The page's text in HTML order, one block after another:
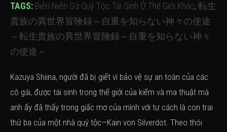
TAGS: Biên Niên Sử Quý Tộc Tái Sinh Ở Thế Giới Khác, 転生
貴族の異世界冒険録～自重を知らない神々の使途
～転生貴族の異世界冒険録～自重を知らない神々
の使途～
Kazuya Shiina, người đã bị giết vì bảo vệ sự an toàn của các
cô gái, được tái sinh trong thế giới của kiếm và ma thuật mà
anh ấy đã thấy trong giấc mơ của mình với tư cách là con trai
thứ ba của một nhà quý tộc—Kain von Silverdot. Theo thói